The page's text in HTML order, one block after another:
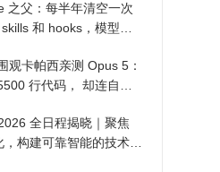
之父：每半年清空一次
和 hooks，模型自
观卡帕西亲测 Opus 5：
行代码， 却连自己
全日程揭晓｜聚焦
构建可靠智能的技术路